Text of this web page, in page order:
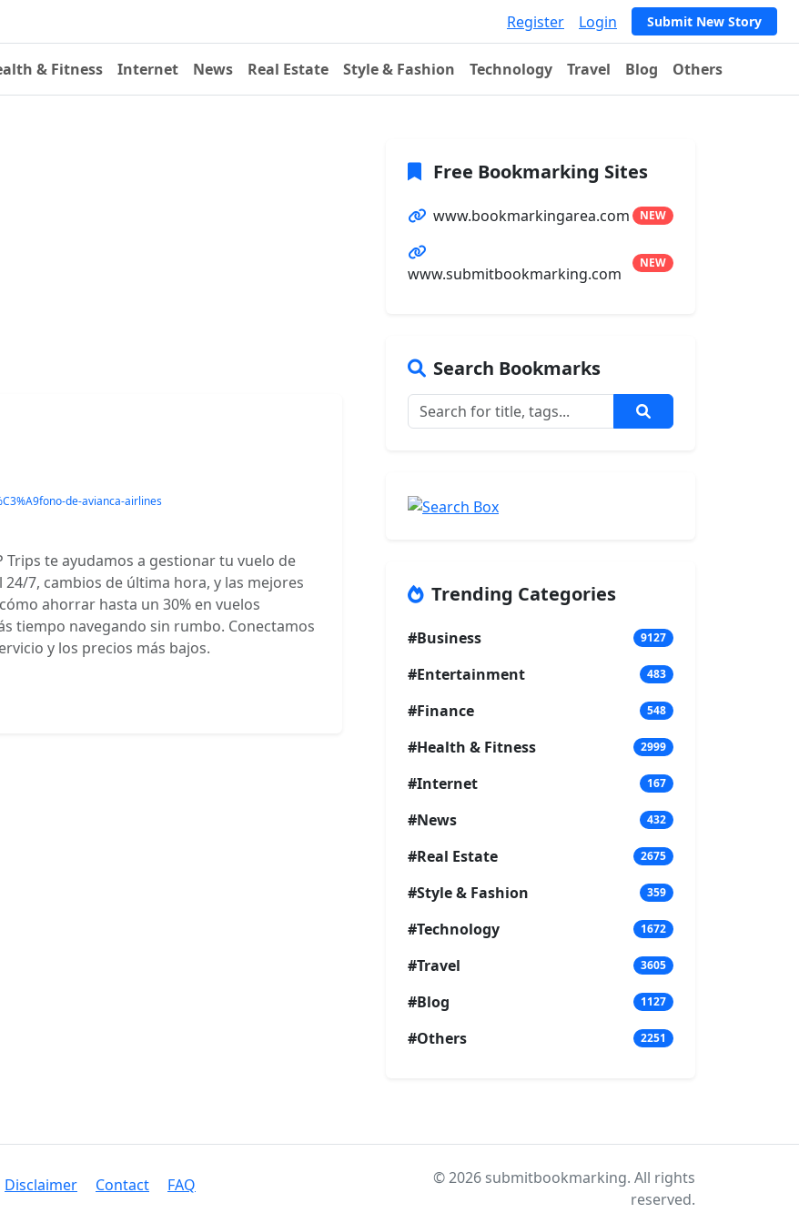
Register Login Submit New Story
& Fitness Internet News Real Estate Style & Fashion Technology Travel Blog Others
de-avianca-airlines
Trips te ayudamos a gestionar tu vuelo de
7, cambios de última hora, y las mejores
ahorrar hasta un 30% en vuelos
tiempo navegando sin rumbo. Conectamos
y los precios más bajos.
Free Bookmarking Sites
www.bookmarkingarea.com NEW
www.submitbookmarking.com
NEW
Search Bookmarks
Trending Categories
#Business 9127
#Entertainment 483
#Finance 548
#Health & Fitness 2999
#Internet 167
#News 432
#Real Estate 2675
#Style & Fashion 359
#Technology 1672
#Travel 3605
#Blog 1127
#Others 2251
Disclaimer Contact FAQ
© 2026 submitbookmarking. All rights
reserved.